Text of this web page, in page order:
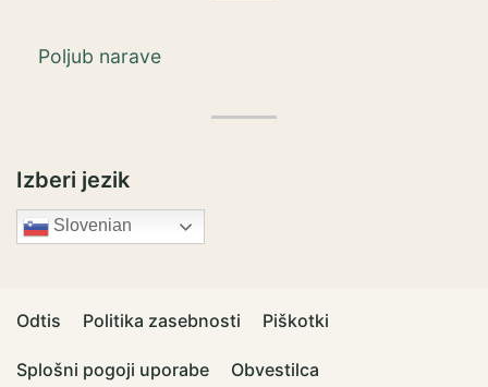
Poljub narave
Izberi jezik
Slovenian
Odtis Politika zasebnosti Piškotki
Splošni pogoji uporabe Obvestilca